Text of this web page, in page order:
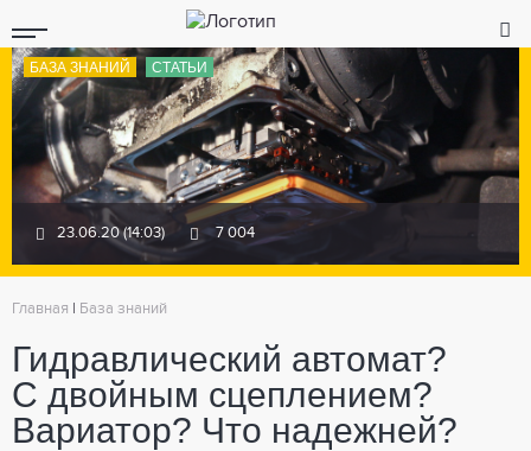
БАЗА ЗНАНИЙ СТАТЬИ
23.06.20 (14:03) 7 004
Главная База знаний
Гидравлический автомат?
С двойным сцеплением?
Вариатор? Что надежней?